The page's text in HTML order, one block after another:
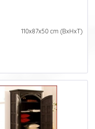
110x87x50 cm (BxHxT)